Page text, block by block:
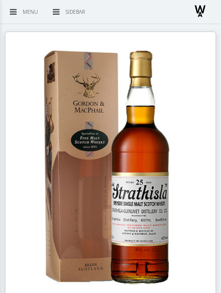
MENU SIDEBAR